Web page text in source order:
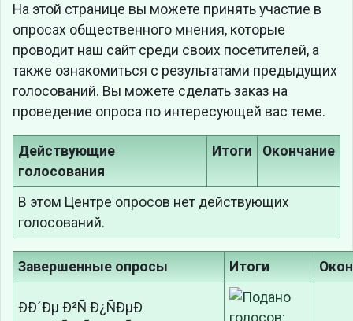
На этой странице вы можете принять участие в
опросах общественного мнения, которые
проводит наш сайт среди своих посетителей, а
также ознакомиться с результатами предыдущих
голосований. Вы можете сделать заказ на
проведение опроса по интересующей вас теме.
Действующие
голосования
Итоги Окончание
В этом Центре опросов нет действующих
голосований.
Завершенные опросы Итоги
ÐÐ´Ðµ Ð²Ñ Ð¿ÑÐµÐ